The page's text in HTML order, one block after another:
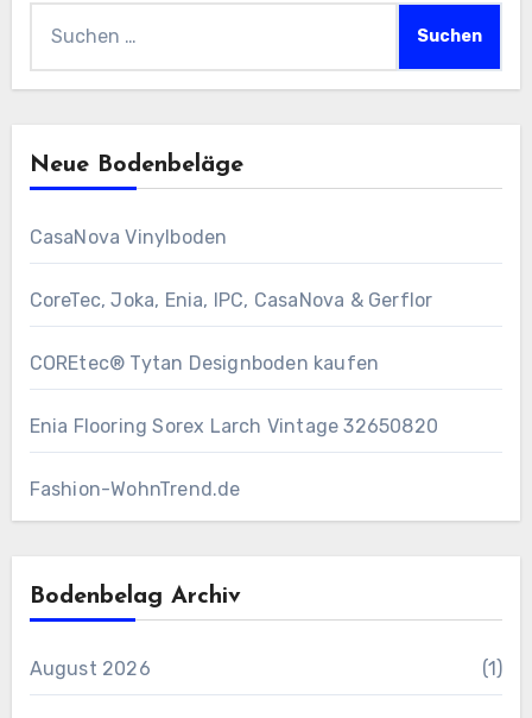
nach:
Neue Bodenbeläge
CasaNova Vinylboden
CoreTec, Joka, Enia, IPC, CasaNova & Gerflor
COREtec® Tytan Designboden kaufen
Enia Flooring Sorex ​Larch Vintage 32650820
Fashion-WohnTrend.de
Bodenbelag Archiv
August 2026 (1)